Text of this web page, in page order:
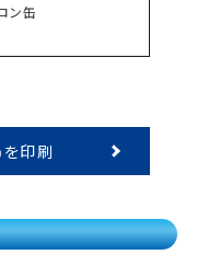
ン缶
を印刷